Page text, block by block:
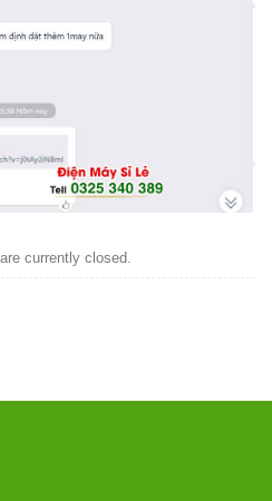
currently closed.